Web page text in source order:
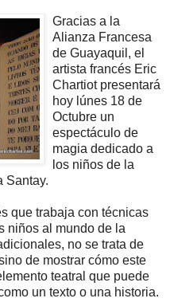
Gracias a la
Alianza Francesa
de Guayaquil, el
artista francés Eric
Chartiot presentará
hoy lúnes 18 de
Octubre un
espectáculo de
magia dedicado a
los niños de la
Santay.
que trabaja con técnicas
niños al mundo de la
no se trata de
de mostrar cómo este
teatral que puede
un texto o una historia.